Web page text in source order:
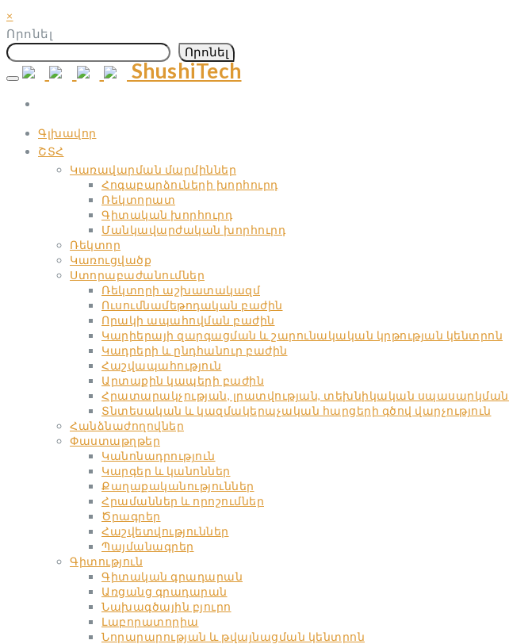
×
Որոնել
Որոնել
Skip
content
ShushiTech
Գլխավոր
ՇՏՀ
Կառավարման մարմիններ
Հոգաբարձուների խորհուրդ
Ռեկտորատ
Գիտական ​​խորհուրդ
Մանկավարժական ​​խորհուրդ
Ռեկտոր
Կառուցվածք
Ստորաբաժանումներ
Ռեկտորի աշխատակազմ
Ուսումնամեթոդական բաժին
Որակի ապահովման բաժին
Կարիերայի զարգացման և շարունակական կրթության կենտրոն
Կադրերի և ընդհանուր բաժին
Հաշվապահություն
Արտաքին կապերի բաժին
Հրատարակչության, լրատվության, տեխնիկական
Տնտեսական և կազմակերպչական հարցերի գծով վարչություն
Հանձնաժողովներ
Փաստաթղթեր
Կանոնադրություն
Կարգեր և կանոններ
Քաղաքականություններ
Հրամաններ և որոշումներ
Ծրագրեր
Հաշվետվություններ
Պայմանագրեր
Գիտություն
Գիտական գրադարան
Առցանց գրադարան
Նախագծային բյուրո
Լաբորատորիա
Նորարարության և թվայնացման կենտրոն